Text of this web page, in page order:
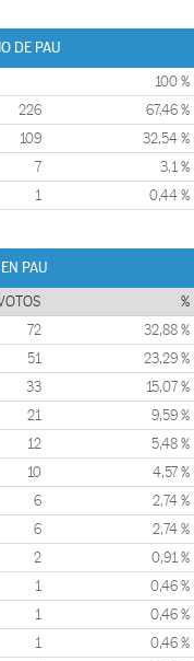
DE PAU
100 %
226 67,46 %
109 32,54 %
7 3,1 %
1 0,44 %
PAU
%
72 32,88 %
51 23,29 %
33 15,07 %
21 9,59 %
12 5,48 %
10 4,57 %
6 2,74 %
6 2,74 %
2 0,91 %
1 0,46 %
1 0,46 %
1 0,46 %